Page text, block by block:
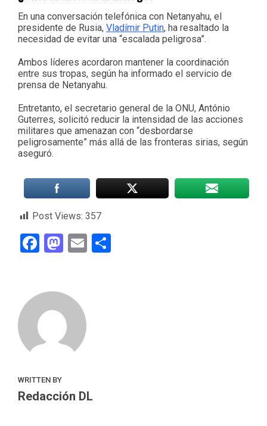
En una conversación telefónica con Netanyahu, el
presidente de Rusia, Vladímir Putin, ha resaltado la
necesidad de evitar una “escalada peligrosa”.
Ambos líderes acordaron mantener la coordinación
entre sus tropas, según ha informado el servicio de
prensa de Netanyahu.
Entretanto, el secretario general de la ONU, António
Guterres, solicitó reducir la intensidad de las acciones
militares que amenazan con “desbordarse
peligrosamente” más allá de las fronteras sirias, según
aseguró.
Post Views: 357
Facebook
Mastodon
Email
WRITTEN BY
Redacción DL